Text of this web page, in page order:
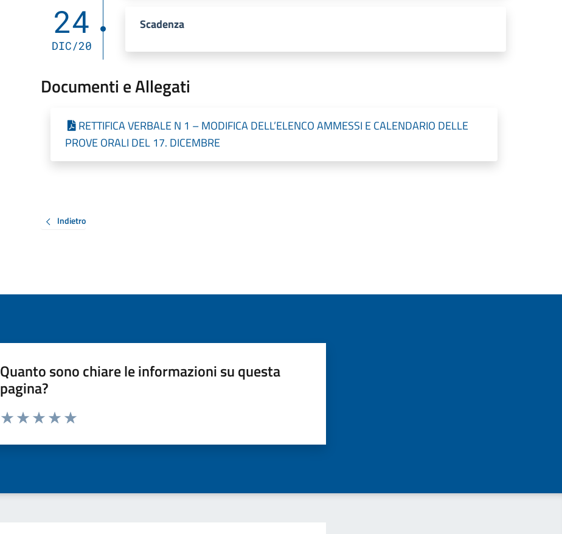
24
DIC/20
Scadenza
Documenti e Allegati
RETTIFICA VERBALE N 1 – MODIFICA DELL’ELENCO AMMESSI E CALENDARIO DELLE
PROVE ORALI DEL 17. DICEMBRE
Indietro
Quanto sono chiare le informazioni su questa
pagina?
Valuta da 1 a 5 stelle la pagina